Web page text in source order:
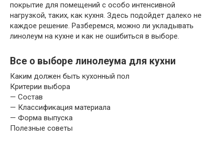
покрытие для помещений с особо интенсивной
нагрузкой, таких, как кухня. Здесь подойдет далеко не
каждое решение. Разберемся, можно ли укладывать
линолеум на кухне и как не ошибиться в выборе.
Все о выборе линолеума для кухни
Каким должен быть кухонный пол
Критерии выбора
— Состав
— Классификация материала
— Форма выпуска
Полезные советы